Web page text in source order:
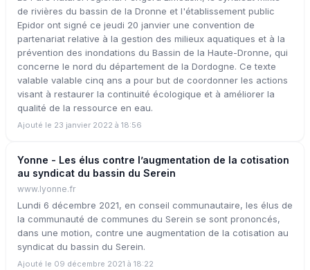
de rivières du bassin de la Dronne et l'établissement public
Epidor ont signé ce jeudi 20 janvier une convention de
partenariat relative à la gestion des milieux aquatiques et à la
prévention des inondations du Bassin de la Haute-Dronne, qui
concerne le nord du département de la Dordogne. Ce texte
valable valable cinq ans a pour but de coordonner les actions
visant à restaurer la continuité écologique et à améliorer la
qualité de la ressource en eau.
Ajouté le 23 janvier 2022 à 18:56
Yonne - Les élus contre l’augmentation de la cotisation
au syndicat du bassin du Serein
www.lyonne.fr
Lundi 6 décembre 2021, en conseil communautaire, les élus de
la communauté de communes du Serein se sont prononcés,
dans une motion, contre une augmentation de la cotisation au
syndicat du bassin du Serein.
Ajouté le 09 décembre 2021 à 18:22